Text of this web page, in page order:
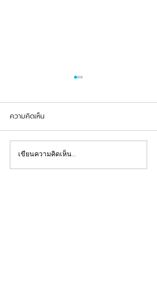
จัดฟันต้อนรับเปิดเทอม
ความคิดเห็น
เขียนความคิดเห็น…